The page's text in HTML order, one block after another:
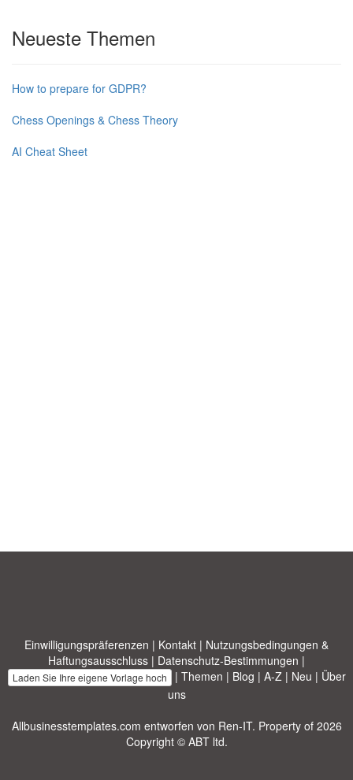
Neueste Themen
How to prepare for GDPR?
Chess Openings & Chess Theory
AI Cheat Sheet
Einwilligungspräferenzen | Kontakt | Nutzungsbedingungen &
Haftungsausschluss | Datenschutz-Bestimmungen |
Laden Sie Ihre eigene Vorlage hoch | Themen | Blog | A-Z | Neu | Über
uns
Allbusinesstemplates.com entworfen von Ren-IT. Property of 2026
Copyright © ABT ltd.